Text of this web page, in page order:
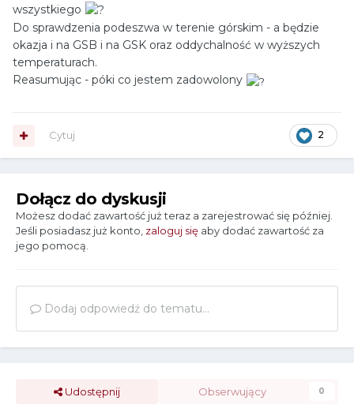
wszystkiego
Do sprawdzenia podeszwa w terenie górskim - a będzie
okazja i na GSB i na GSK oraz oddychalność w wyższych
temperaturach.
Reasumując - póki co jestem zadowolony
2
Cytuj
Dołącz do dyskusji
Możesz dodać zawartość już teraz a zarejestrować się później.
Jeśli posiadasz już konto, zaloguj się aby dodać zawartość za
jego pomocą.
Dodaj odpowiedź do tematu...
Udostępnij Obserwujący 0